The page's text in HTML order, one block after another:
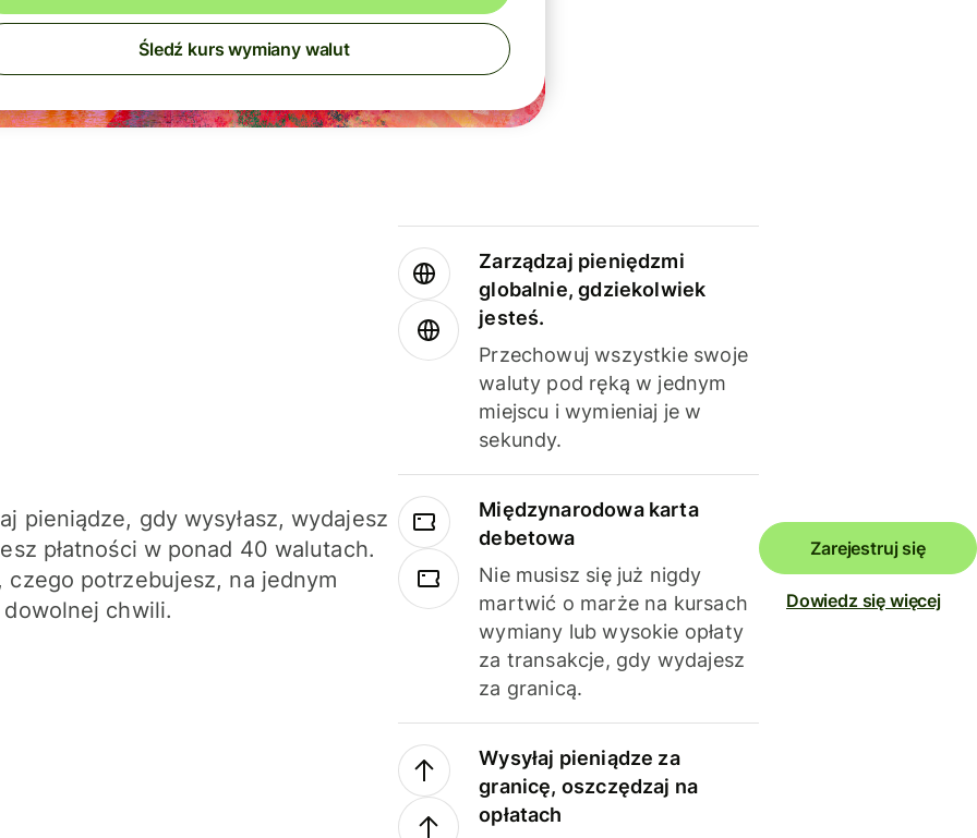
Śledź kurs wymiany walut
pieniądze, gdy wysyłasz, wydajesz
płatności w ponad 40 walutach.
czego potrzebujesz, na jednym
chwili.
Zarządzaj pieniędzmi
globalnie, gdziekolwiek
jesteś.
Przechowuj wszystkie swoje
waluty pod ręką w jednym
miejscu i wymieniaj je w
sekundy.
Międzynarodowa karta
debetowa
Nie musisz się już nigdy
martwić o marże na kursach
wymiany lub wysokie opłaty
za transakcje, gdy wydajesz
za granicą.
Wysyłaj pieniądze za
granicę, oszczędzaj na
opłatach
Zarejestruj się
Dowiedz się więcej